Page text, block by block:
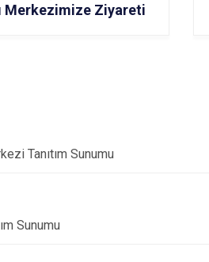
Merkezimize Ziyareti
Tanıtım Sunumu
Sunumu